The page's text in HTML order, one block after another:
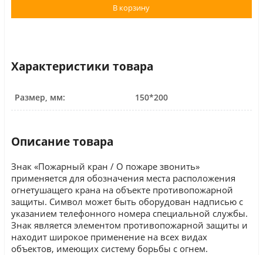
В корзину
Характеристики товара
Размер, мм: 150*200
Описание товара
Знак «Пожарный кран / О пожаре звонить»
применяется для обозначения места расположения
огнетушащего крана на объекте противопожарной
защиты. Символ может быть оборудован надписью с
указанием телефонного номера специальной службы.
Знак является элементом противопожарной защиты и
находит широкое применение на всех видах
объектов, имеющих систему борьбы с огнем.